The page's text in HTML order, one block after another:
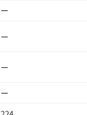
ー
ー
ー
ー